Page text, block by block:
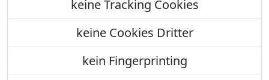
keine Tracking Cookies
keine Cookies Dritter
kein Fingerprinting